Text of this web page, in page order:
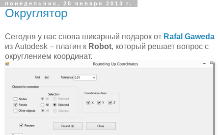
понедельник, 28 января 2013 г.
Округлятор
Сегодня у нас снова шикарный подарок от Rafal Gaweda
из Autodesk – плагин к Robot, который решает вопрос с
округлением координат.